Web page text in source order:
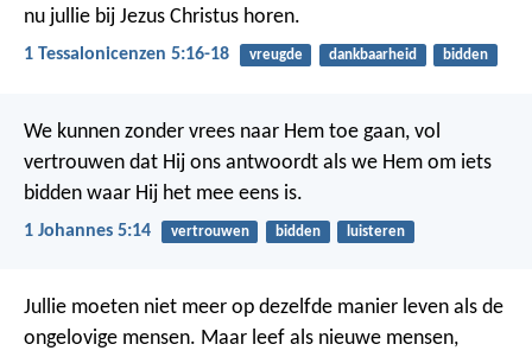
nu jullie bij Jezus Christus horen.
1 Tessalonicenzen 5:16-18 vreugde dankbaarheid bidden
We kunnen zonder vrees naar Hem toe gaan, vol
vertrouwen dat Hij ons antwoordt als we Hem om iets
bidden waar Hij het mee eens is.
1 Johannes 5:14 vertrouwen bidden luisteren
Jullie moeten niet meer op dezelfde manier leven als de
ongelovige mensen. Maar leef als nieuwe mensen,